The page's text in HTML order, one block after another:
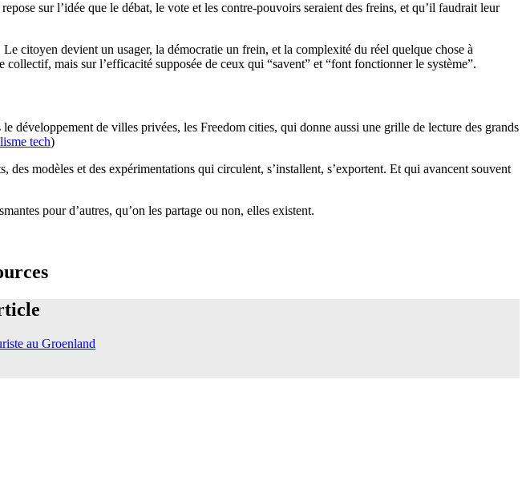
sur l’idée que le débat, le vote et les contre-pouvoirs seraient des freins, et qu’il faudrait leur
citoyen devient un usager, la démocratie un frein, et la complexité du réel quelque chose à
mais sur l’efficacité supposée de ceux qui “savent” et “font fonctionner le système”.
développement de villes privées, les Freedom cities, qui donne aussi une grille de lecture des grands
tech)
modèles et des expérimentations qui circulent, s’installent, s’exportent. Et qui avancent souvent
pour d’autres, qu’on les partage ou non, elles existent.
au Groenland